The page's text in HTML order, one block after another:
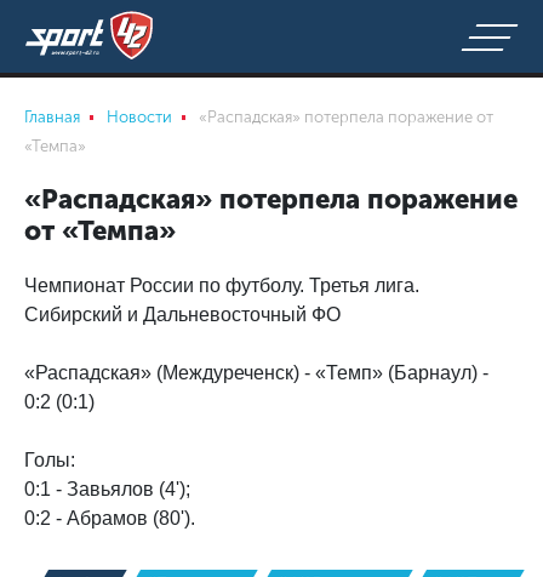
Главная Новости
«Распадская» потерпела поражение от
«Темпа»
«Распадская» потерпела поражение
от «Темпа»
Чемпионат России по футболу. Третья лига.
Сибирский и Дальневосточный ФО
«Распадская» (Междуреченск) - «Темп» (Барнаул) -
0:2 (0:1)
Голы:
0:1 - Завьялов (4');
0:2 - Абрамов (80').